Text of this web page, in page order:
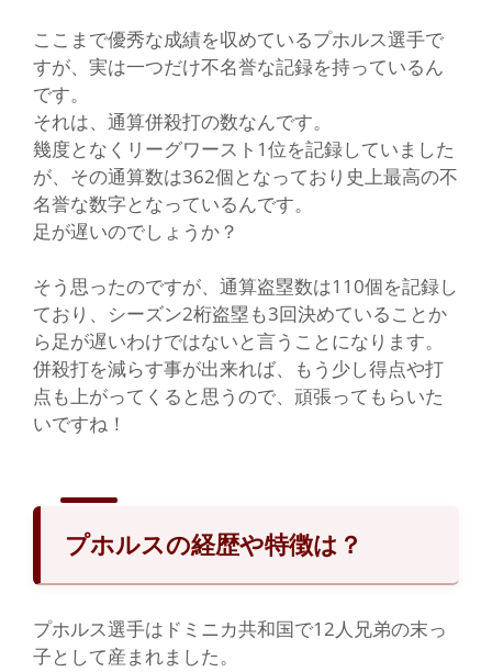
ここまで優秀な成績を収めているプホルス選手で
すが、実は一つだけ不名誉な記録を持っているん
です。
それは、通算併殺打の数なんです。
幾度となくリーグワースト1位を記録していました
が、その通算数は362個となっており史上最高の不
名誉な数字となっているんです。
足が遅いのでしょうか？
そう思ったのですが、通算盗塁数は110個を記録し
ており、シーズン2桁盗塁も3回決めていることか
ら足が遅いわけではないと言うことになります。
併殺打を減らす事が出来れば、もう少し得点や打
点も上がってくると思うので、頑張ってもらいた
いですね！
プホルスの経歴や特徴は？
プホルス選手はドミニカ共和国で12人兄弟の末っ
子として産まれました。